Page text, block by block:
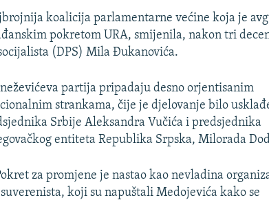
koalicija parlamentarne većine koja je
pokretom URA, smijenila, nakon tri
(DPS) Mila Đukanovića.
partija pripadaju desno orjentisanim
strankama, čije je djelovanje bilo
Srbije Aleksandra Vučića i predsjednika
entiteta Republika Srpska, Milorada
za promjene je nastao kao nevladina
koji su napuštali Medojevića kako se